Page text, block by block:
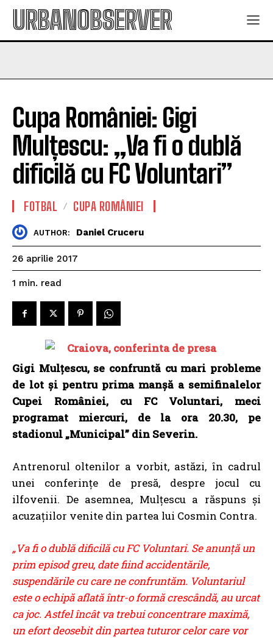
URBANOBSERVER
Cupa României: Gigi
Mulțescu: „Va fi o dublă
dificilă cu FC Voluntari”
FOTBAL CUPA ROMÂNIEI
AUTHOR: Daniel Cruceru
26 aprilie 2017
1 min. read
Gigi Mulţescu, se confruntă cu mari probleme
de lot și pentru prima manşă a semifinalelor
Cupei României, cu FC Voluntari, meci
programat miercuri, de la ora 20.30, pe
stadionul „Municipal” din Severin.
Antrenorul oltenilor a vorbit, astăzi, în cadrul
unei conferințe de presă, despre jocul cu
ilfovenii. De asemnea, Mulțescu a răspuns și
acuzațiilor venite din partea lui Cosmin Contra.
„Va fi o dublă dificilă cu FC Voluntari. Se anunţă un
prim episod greu, date fiind accidentările,
suspendările cu care ne confruntăm. Voluntariul
este o echipă aflată într-o formă crescândă, au urcat
ca joc. Astfel încât va trebui concentrare maximă,
un efort deosebit din partea tuturor celor care vor